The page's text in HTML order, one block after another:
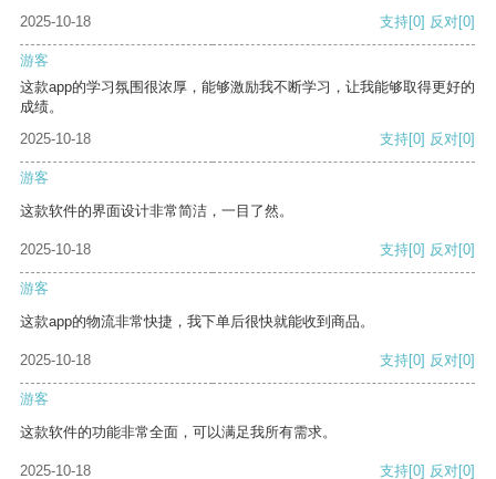
2025-10-18
支持[0] 反对[0]
游客
这款app的学习氛围很浓厚，能够激励我不断学习，让我能够取得更好的
成绩。
2025-10-18
支持[0] 反对[0]
游客
这款软件的界面设计非常简洁，一目了然。
2025-10-18 支持[0] 反对[0]
游客
这款app的物流非常快捷，我下单后很快就能收到商品。
2025-10-18 支持[0] 反对[0]
游客
这款软件的功能非常全面，可以满足我所有需求。
2025-10-18 支持[0] 反对[0]